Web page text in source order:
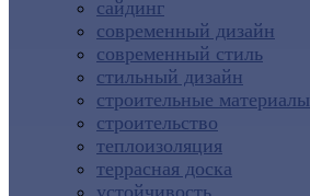
сайдинг
современный дизайн
современный стиль
стильный дизайн
строительные материалы
строительство
теплоизоляция
террасная доска
устойчивость